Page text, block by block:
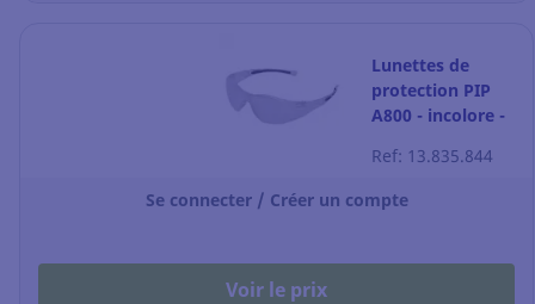
Lunettes de
protection PIP
A800 - incolore -
paire
Ref: 13.835.844
Se connecter / Créer un compte
Voir le prix